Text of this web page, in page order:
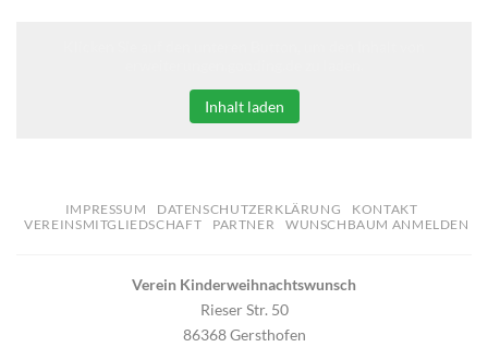
Inhalt laden
IMPRESSUM DATENSCHUTZERKLÄRUNG
KONTAKT
VEREINSMITGLIEDSCHAFT
PARTNER WUNSCHBAUM ANMELDEN
Verein Kinderweihnachtswunsch
Rieser Str. 50
86368 Gersthofen